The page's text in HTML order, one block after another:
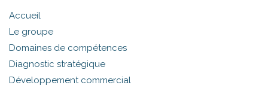
Accueil
Le groupe
Domaines de compétences
Diagnostic stratégique
Développement commercial